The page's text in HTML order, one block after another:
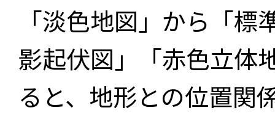
「淡色地図」から「
影起伏図」「赤色立体
ると、地形との位置関